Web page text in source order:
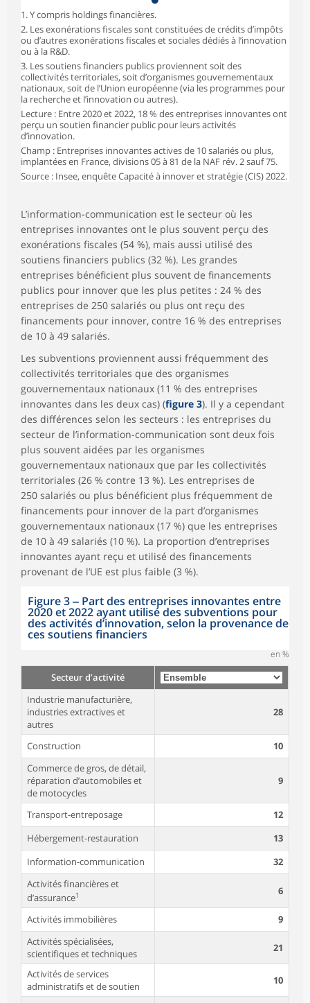
1. Y compris holdings financières.
2. Les exonérations fiscales sont constituées de crédits d’impôts
ou d’autres exonérations fiscales et sociales dédiés à l’innovation
ou à la R&D.
3. Les soutiens financiers publics proviennent soit des
collectivités territoriales, soit d’organismes gouvernementaux
nationaux, soit de l’Union européenne (via les programmes pour
la recherche et l’innovation ou autres).
Lecture : Entre 2020 et 2022, 18 % des entreprises innovantes ont
perçu un soutien financier public pour leurs activités
d’innovation.
Champ : Entreprises innovantes actives de 10 salariés ou plus,
implantées en France, divisions 05 à 81 de la NAF rév. 2 sauf 75.
Source : Insee, enquête Capacité à innover et stratégie (CIS) 2022.
L’information-communication est le secteur où les
entreprises innovantes ont le plus souvent perçu des
exonérations fiscales (54 %), mais aussi utilisé des
soutiens financiers publics (32 %). Les grandes
entreprises bénéficient plus souvent de financements
publics pour innover que les plus petites : 24 % des
entreprises de 250 salariés ou plus ont reçu des
financements pour innover, contre 16 % des entreprises
de 10 à 49 salariés.
Les subventions proviennent aussi fréquemment des
collectivités territoriales que des organismes
gouvernementaux nationaux (11 % des entreprises
innovantes dans les deux cas) (figure 3). Il y a cependant
des différences selon les secteurs : les entreprises du
secteur de l’information-communication sont deux fois
plus souvent aidées par les organismes
gouvernementaux nationaux que par les collectivités
territoriales (26 % contre 13 %). Les entreprises de
250 salariés ou plus bénéficient plus fréquemment de
financements pour innover de la part d’organismes
gouvernementaux nationaux (17 %) que les entreprises
de 10 à 49 salariés (10 %). La proportion d’entreprises
innovantes ayant reçu et utilisé des financements
provenant de l’UE est plus faible (3 %).
Figure 3 ‒ Part des entreprises innovantes entre
2020 et 2022 ayant utilisé des subventions pour
des activités d’innovation, selon la provenance de
ces soutiens financiers
en %
Secteur d’activité
Industrie manufacturière,
industries extractives et
autres
28
Construction
10
Commerce de gros, de détail,
réparation d’automobiles et
de motocycles
9
Transport-entreposage
12
Hébergement-restauration
13
Information-communication
32
Activités financières et
d’assurance1 6
Activités immobilières
9
Activités spécialisées,
scientifiques et techniques
21
Activités de services
administratifs et de soutien
10